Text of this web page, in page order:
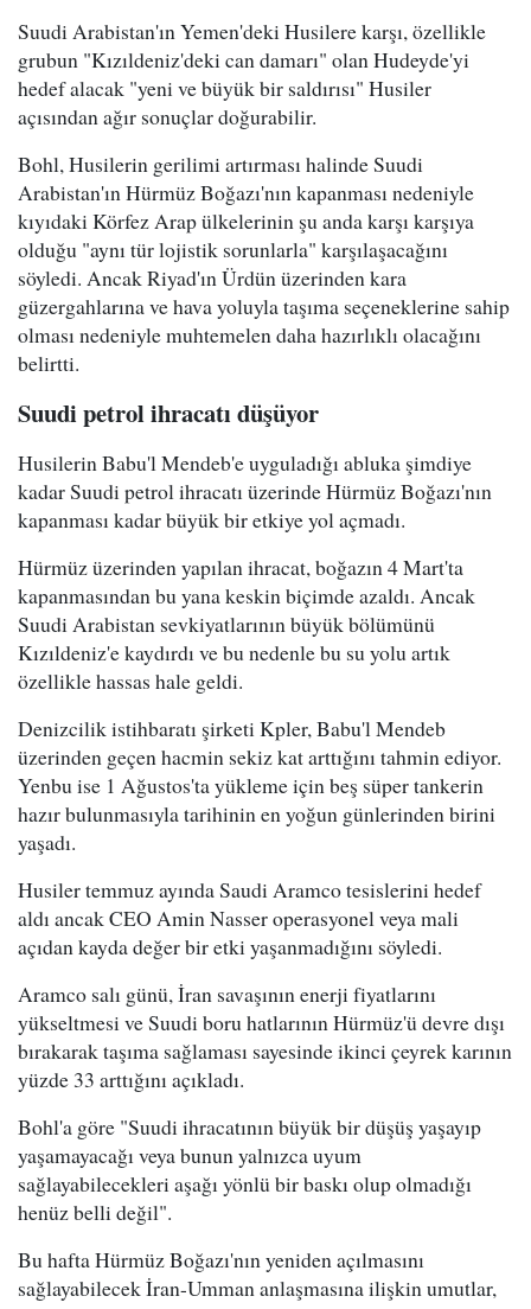
Suudi Arabistan'ın Yemen'deki Husilere karşı, özellikle
grubun "Kızıldeniz'deki can damarı" olan Hudeyde'yi
hedef alacak "yeni ve büyük bir saldırısı" Husiler
açısından ağır sonuçlar doğurabilir.
Bohl, Husilerin gerilimi artırması halinde Suudi
Arabistan'ın Hürmüz Boğazı'nın kapanması nedeniyle
kıyıdaki Körfez Arap ülkelerinin şu anda karşı karşıya
olduğu "aynı tür lojistik sorunlarla" karşılaşacağını
söyledi. Ancak Riyad'ın Ürdün üzerinden kara
güzergahlarına ve hava yoluyla taşıma seçeneklerine sahip
olması nedeniyle muhtemelen daha hazırlıklı olacağını
belirtti.
Suudi petrol ihracatı düşüyor
Husilerin Babu'l Mendeb'e uyguladığı abluka şimdiye
kadar Suudi petrol ihracatı üzerinde Hürmüz Boğazı'nın
kapanması kadar büyük bir etkiye yol açmadı.
Hürmüz üzerinden yapılan ihracat, boğazın 4 Mart'ta
kapanmasından bu yana keskin biçimde azaldı. Ancak
Suudi Arabistan sevkiyatlarının büyük bölümünü
Kızıldeniz'e kaydırdı ve bu nedenle bu su yolu artık
özellikle hassas hale geldi.
Denizcilik istihbaratı şirketi Kpler, Babu'l Mendeb
üzerinden geçen hacmin sekiz kat arttığını tahmin ediyor.
Yenbu ise 1 Ağustos'ta yükleme için beş süper tankerin
hazır bulunmasıyla tarihinin en yoğun günlerinden birini
yaşadı.
Husiler temmuz ayında Saudi Aramco tesislerini hedef
aldı ancak CEO Amin Nasser operasyonel veya mali
açıdan kayda değer bir etki yaşanmadığını söyledi.
Aramco salı günü, İran savaşının enerji fiyatlarını
yükseltmesi ve Suudi boru hatlarının Hürmüz'ü devre dışı
bırakarak taşıma sağlaması sayesinde ikinci çeyrek karının
yüzde 33 arttığını açıkladı.
Bohl'a göre "Suudi ihracatının büyük bir düşüş yaşayıp
yaşamayacağı veya bunun yalnızca uyum
sağlayabilecekleri aşağı yönlü bir baskı olup olmadığı
henüz belli değil".
Bu hafta Hürmüz Boğazı'nın yeniden açılmasını
sağlayabilecek İran-Umman anlaşmasına ilişkin umutlar,